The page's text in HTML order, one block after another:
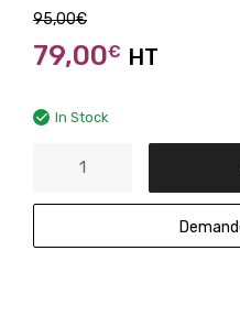
95,00€
79,00€ HT
In Stock